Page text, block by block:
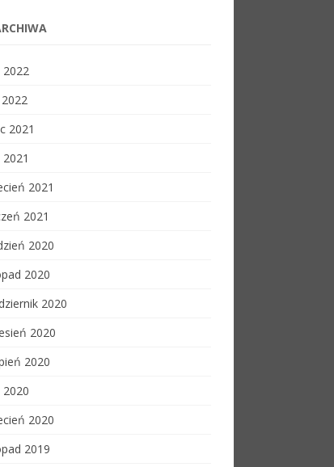
2021
2021
2021
2020
2020
2020
2020
2020
2020
2019